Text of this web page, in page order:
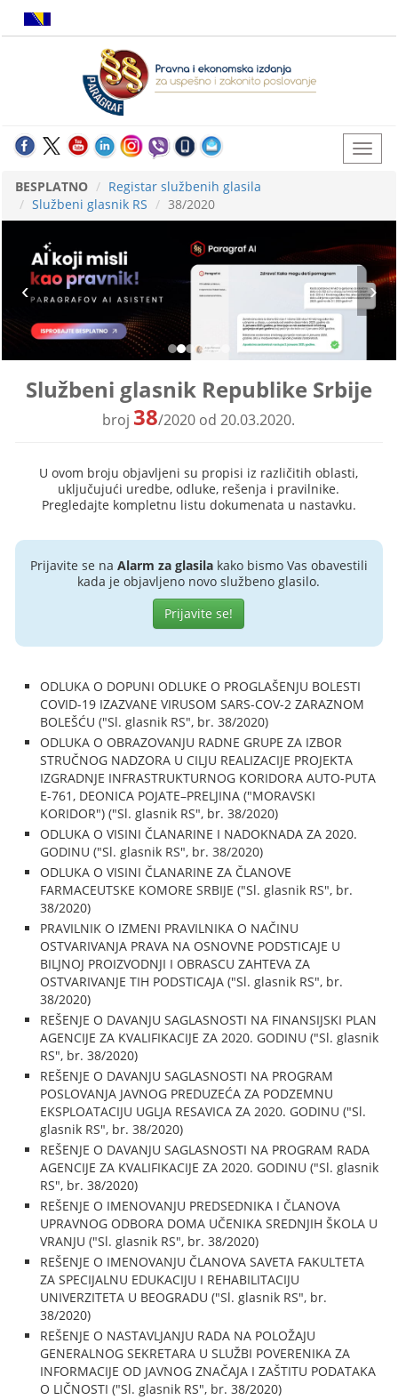
BESPLATNO
Registar službenih glasila
Službeni glasnik RS
38/2020
Službeni glasnik Republike Srbije
broj 38/2020 od 20.03.2020.
U ovom broju objavljeni su propisi iz različitih oblasti,
uključujući uredbe, odluke, rešenja i pravilnike.
Pregledajte kompletnu listu dokumenata u nastavku.
Prijavite se na Alarm za glasilakako bismo Vas obavestili
kada je objavljeno novo službeno glasilo.
Prijavite se!
ODLUKA O DOPUNI ODLUKE O PROGLAŠENJU BOLESTI
COVID-19 IZAZVANE VIRUSOM SARS-COV-2 ZARAZNOM
BOLEŠĆU ("Sl. glasnik RS", br. 38/2020)
ODLUKA O OBRAZOVANJU RADNE GRUPE ZA IZBOR
STRUČNOG NADZORA U CILJU REALIZACIJE PROJEKTA
IZGRADNJE INFRASTRUKTURNOG KORIDORA AUTO-PUTA
E-761, DEONICA POJATE–PRELJINA ("MORAVSKI
KORIDOR") ("Sl. glasnik RS", br. 38/2020)
ODLUKA O VISINI ČLANARINE I NADOKNADA ZA 2020.
GODINU ("Sl. glasnik RS", br. 38/2020)
ODLUKA O VISINI ČLANARINE ZA ČLANOVE
FARMACEUTSKE KOMORE SRBIJE ("Sl. glasnik RS", br.
38/2020)
PRAVILNIK O IZMENI PRAVILNIKA O NAČINU
OSTVARIVANJA PRAVA NA OSNOVNE PODSTICAJE U
BILJNOJ PROIZVODNJI I OBRASCU ZAHTEVA ZA
OSTVARIVANJE TIH PODSTICAJA ("Sl. glasnik RS", br.
38/2020)
REŠENJE O DAVANJU SAGLASNOSTI NA FINANSIJSKI PLAN
AGENCIJE ZA KVALIFIKACIJE ZA 2020. GODINU ("Sl. glasnik
RS", br. 38/2020)
REŠENJE O DAVANJU SAGLASNOSTI NA PROGRAM
POSLOVANJA JAVNOG PREDUZEĆA ZA PODZEMNU
EKSPLOATACIJU UGLJA RESAVICA ZA 2020. GODINU ("Sl.
glasnik RS", br. 38/2020)
REŠENJE O DAVANJU SAGLASNOSTI NA PROGRAM RADA
AGENCIJE ZA KVALIFIKACIJE ZA 2020. GODINU ("Sl. glasnik
RS", br. 38/2020)
REŠENJE O IMENOVANJU PREDSEDNIKA I ČLANOVA
UPRAVNOG ODBORA DOMA UČENIKA SREDNJIH ŠKOLA U
VRANJU ("Sl. glasnik RS", br. 38/2020)
REŠENJE O IMENOVANJU ČLANOVA SAVETA FAKULTETA
ZA SPECIJALNU EDUKACIJU I REHABILITACIJU
UNIVERZITETA U BEOGRADU ("Sl. glasnik RS", br.
38/2020)
REŠENJE O NASTAVLJANJU RADA NA POLOŽAJU
GENERALNOG SEKRETARA U SLUŽBI POVERENIKA ZA
INFORMACIJE OD JAVNOG ZNAČAJA I ZAŠTITU PODATAKA
O LIČNOSTI ("Sl. glasnik RS", br. 38/2020)